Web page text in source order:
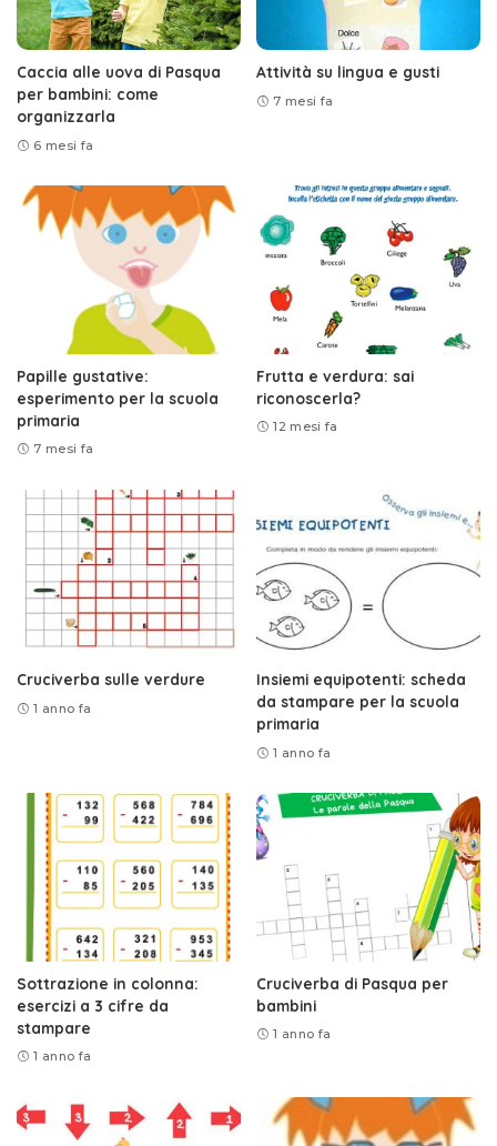
Caccia alle uova di Pasqua
per bambini: come
organizzarla
6 mesi fa
Attività su lingua e gusti
7 mesi fa
Papille gustative:
esperimento per la scuola
primaria
7 mesi fa
Frutta e verdura: sai
riconoscerla?
12 mesi fa
Cruciverba sulle verdure
1 anno fa
Insiemi equipotenti: scheda
da stampare per la scuola
primaria
1 anno fa
Sottrazione in colonna:
esercizi a 3 cifre da
stampare
1 anno fa
Cruciverba di Pasqua per
bambini
1 anno fa